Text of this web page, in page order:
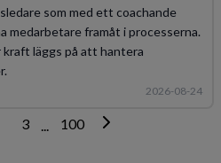
som med ett coachande
medarbetare framåt i processerna.
läggs på att hantera
2026-08-24
3 ... 100